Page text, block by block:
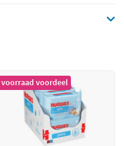
voorraad voordeel